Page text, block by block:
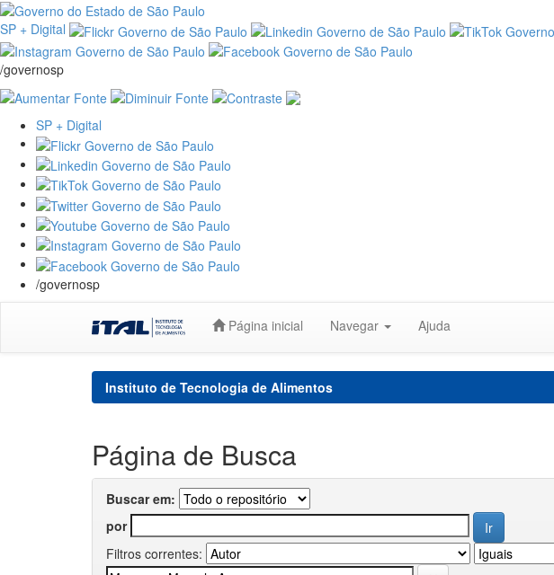
SP + Digital
/governosp
SP + Digital
/governosp
Página inicial Navegar Ajuda
Instituto de Tecnologia de Alimentos
Página de Busca
Buscar em:
por
Filtros correntes: